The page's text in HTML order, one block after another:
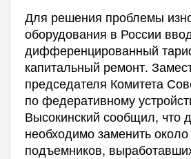
Для решения проблемы
оборудования в России
дифференцированный
капитальный ремонт.
председателя Комитета
по федеративному
Высокинский сообщил, что
необходимо заменить
подъемников,